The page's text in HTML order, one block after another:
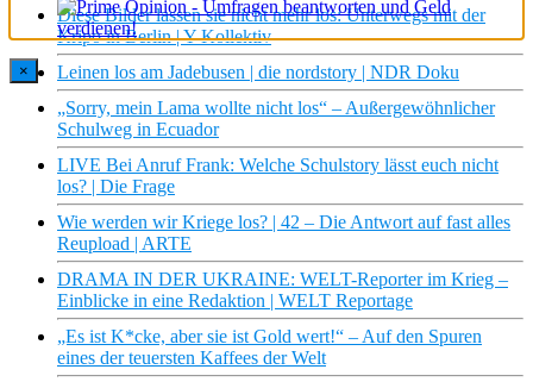
Diese Bilder lassen sie nicht mehr los: Unterwegs mit der
Kripo in Berlin | Y-Kollektiv
Leinen los am Jadebusen | die nordstory | NDR Doku
„Sorry, mein Lama wollte nicht los“ – Außergewöhnlicher
Schulweg in Ecuador
LIVE Bei Anruf Frank: Welche Schulstory lässt euch nicht
los? | Die Frage
Wie werden wir Kriege los? | 42 – Die Antwort auf fast alles
Reupload | ARTE
DRAMA IN DER UKRAINE: WELT-Reporter im Krieg –
Einblicke in eine Redaktion | WELT Reportage
„Es ist K*cke, aber sie ist Gold wert!“ – Auf den Spuren
eines der teuersten Kaffees der Welt
×